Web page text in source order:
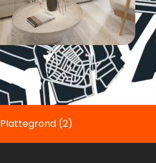
Plattegrond (2)